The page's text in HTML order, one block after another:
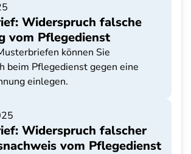
Widerspruch falsche
vom Pflegedienst
können Sie
beim Pflegedienst gegen eine
einlegen.
Widerspruch falscher
vom Pflegedienst